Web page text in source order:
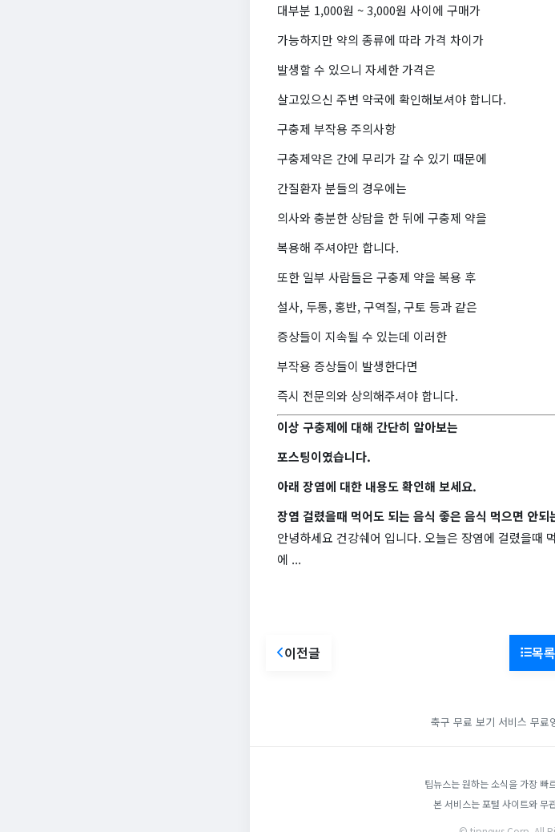
대부분 1,000원 ~ 3,000원 사이에 구매가
가능하지만 약의 종류에 따라 가격 차이가
발생할 수 있으니 자세한 가격은
살고있으신 주변 약국에 확인해보셔야 합니다.
구충제 부작용 주의사항
구충제약은 간에 무리가 갈 수 있기 때문에
간질환자 분들의 경우에는
의사와 충분한 상담을 한 뒤에 구충제 약을
복용해 주셔야만 합니다.
또한 일부 사람들은 구충제 약을 복용 후
설사, 두통, 홍반, 구역질, 구토 등과 같은
증상들이 지속될 수 있는데 이러한
부작용 증상들이 발생한다면
즉시 전문의와 상의해주셔야 합니다.
이상 구충제에 대해 간단히 알아보는
포스팅이였습니다.
아래 장염에 대한 내용도 확인해 보세요.
장염 걸렸을때 먹어도 되는 음식 좋은 음식 먹으면 안
안녕하세요 건강쉐어 입니다. 오늘은 장염에 걸렸을때
에 ...
이전글 목록
축구 무료 보기 서비스 무료
팁뉴스는 원하는 소식을 가장 빠
본 서비스는 포털 사이트와 무